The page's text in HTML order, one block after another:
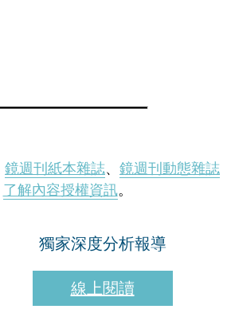
鏡週刊紙本雜誌、 鏡週刊動態雜誌
了解內容授權資訊。
獨家深度分析報導
線上閱讀